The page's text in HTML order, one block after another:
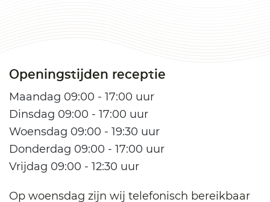
Openingstijden receptie
Maandag 09:00 - 17:00 uur
Dinsdag 09:00 - 17:00 uur
Woensdag 09:00 - 19:30 uur
Donderdag 09:00 - 17:00 uur
Vrijdag 09:00 - 12:30 uur
Op woensdag zijn wij telefonisch bereikbaar